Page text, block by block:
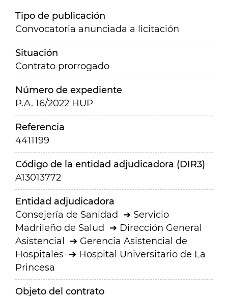
Tipo de publicación
Convocatoria anunciada a licitación
Situación
Contrato prorrogado
Número de expediente
P.A. 16/2022 HUP
Referencia
4411199
Código de la entidad adjudicadora (DIR3)
A13013772
Entidad adjudicadora
Consejería de Sanidad
Servicio
Madrileño de Salud
Dirección General
Asistencial
Gerencia Asistencial de
Hospitales
Hospital Universitario de La
Princesa
Objeto del contrato